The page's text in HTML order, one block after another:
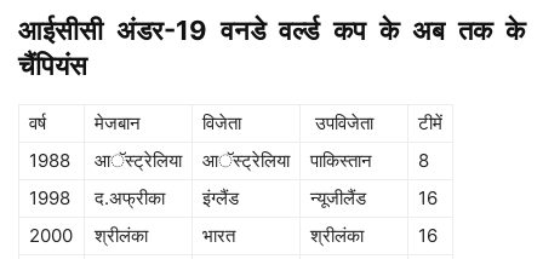
आईसीसी अंडर-19 वनडे वर्ल्ड कप के अब तक के
चैंपियंस
वर्ष मेजबान विजेता उपविजेता
टीमें
1988
आॅस्ट्रेलिया आॅस्ट्रेलिया पाकिस्तान
8
1998
द.अफ्रीका इंग्लैंड न्यूजीलैंड
16
2000
श्रीलंका भारत श्रीलंका
16